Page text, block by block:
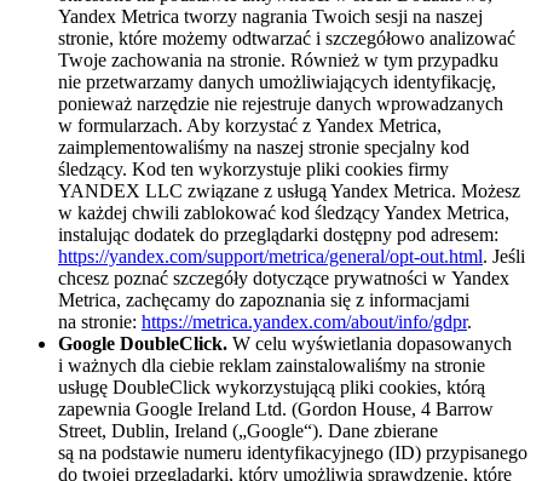
Yandex Metrica tworzy nagrania Twoich sesji na naszej
stronie, które możemy odtwarzać i szczegółowo analizować
Twoje zachowania na stronie. Również w tym przypadku
nie przetwarzamy danych umożliwiających identyfikację,
ponieważ narzędzie nie rejestruje danych wprowadzanych
w formularzach. Aby korzystać z Yandex Metrica,
zaimplementowaliśmy na naszej stronie specjalny kod
śledzący. Kod ten wykorzystuje pliki cookies firmy
YANDEX LLC związane z usługą Yandex Metrica. Możesz
w każdej chwili zablokować kod śledzący Yandex Metrica,
instalując dodatek do przeglądarki dostępny pod adresem:
https://yandex.com/support/metrica/general/opt-out.html. Jeśli
chcesz poznać szczegóły dotyczące prywatności w Yandex
Metrica, zachęcamy do zapoznania się z informacjami
na stronie: https://metrica.yandex.com/about/info/gdpr.
Google DoubleClick. W celu wyświetlania dopasowanych
i ważnych dla ciebie reklam zainstalowaliśmy na stronie
usługę DoubleClick wykorzystującą pliki cookies, którą
zapewnia Google Ireland Ltd. (Gordon House, 4 Barrow
Street, Dublin, Ireland („Google“). Dane zbierane
są na podstawie numeru identyfikacyjnego (ID) przypisanego
do twojej przeglądarki, który umożliwia sprawdzenie, które